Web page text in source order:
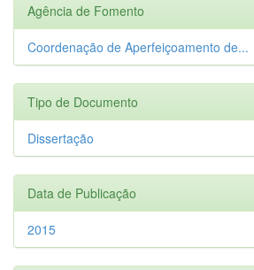
Agência de Fomento
Coordenação de Aperfeiçoamento de...
Tipo de Documento
Dissertação
Data de Publicação
2015